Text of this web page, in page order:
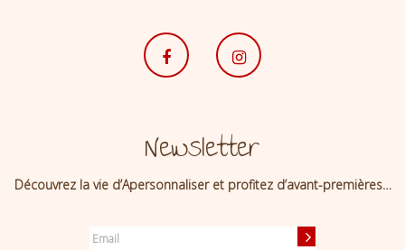
Newsletter
Découvrez la vie d’Apersonnaliser et profitez d’avant-premières…